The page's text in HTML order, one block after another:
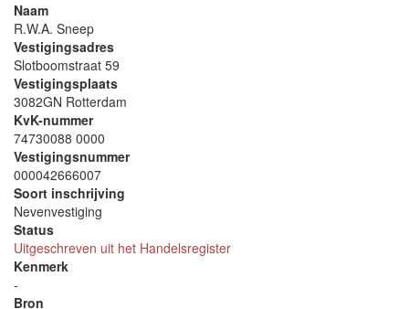
Naam
R.W.A. Sneep
Vestigingsadres
Slotboomstraat 59
Vestigingsplaats
3082GN Rotterdam
KvK-nummer
74730088 0000
Vestigingsnummer
000042666007
Soort inschrijving
Nevenvestiging
Status
Uitgeschreven uit het Handelsregister
Kenmerk
-
Bron